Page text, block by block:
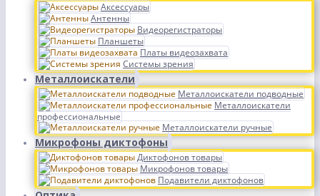
Аксессуары
Антенны
Видеорегистраторы
Планшеты
Платы видеозахвата
Системы зрения
Металлоискатели
Металлоискатели подводные
Металлоискатели
профессиональные
Металлоискатели ручные
Микрофоны диктофоны
Диктофонов товары
Микрофонов товары
Подавители диктофонов